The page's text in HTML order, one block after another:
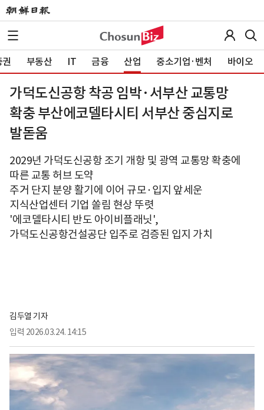
부동산 IT 금융 산업 중소기업·벤처 바이오
가덕도신공항 착공 임박·서부산 교통망
확충 부산에코델타시티 서부산 중심지로
발돋움
2029년 가덕도신공항 조기 개항 및 광역 교통망 확충에
따른 교통 허브 도약
주거 단지 분양 활기에 이어 규모·입지 앞세운
지식산업센터 기업 쏠림 현상 뚜렷
'에코델타시티 반도 아이비플래닛',
가덕도신공항건설공단 입주로 검증된 입지 가치
김두열 기자
입력 2026.03.24. 14:15